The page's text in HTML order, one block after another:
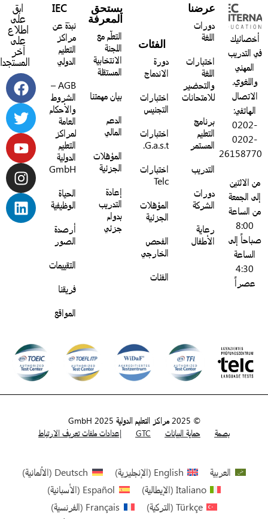
التدريب
المهني
واللغوي.
الاتصال
الهاتفي:
0202-
0202-
الاثنين
الجمعة
الساعة
8:00
إلى
الساعة
4:30
عصراً
عرضنا
دورات
اللغة
اختبارات
اللغة
والتحضير
للامتحانات
برنامج
التعليم
المستمر
التدريب
دورات
الشركة
رعاية
الأطفال
الفئات
دورة
الاندماج
اختبارات
التجنيس
اختبارات
G.a.s.t.
اختبارات
Telc
المؤهلات
الجزئية
الفحص
الخارجي
الفئات
يستحق
المعرفة
التعلّم مع
اللجنة
الانتخابية
المستقلة
بيان مهمتنا
الدعم
المالي
المؤهلات
الجزئية
إعادة
التدريب
بدوام
جزئي
IEC
نبذة عن
مراكز
التعليم
الدولي
AGB –
الشروط
والأحكام
العامة
لمراكز
التعليم
الدولية
GmbH
الحياة
الوظيفية
أرصدة
الصور
التقييمات
فريقنا
المواقع
ابق
على
اطلاع
على
آخر
المستجدات:
© 2025 مراكز التعليم الدولية GmbH 2025
بصمة
حماية البيانات GTC إعدادات ملفات تعريف الارتباط
العربية English
(الإنجليزية)
Deutsch
(الألمانية)
Italiano
(الإيطالية)
Español
(الأسبانية)
Türkçe
(التركية)
Français
(الفرنسية)